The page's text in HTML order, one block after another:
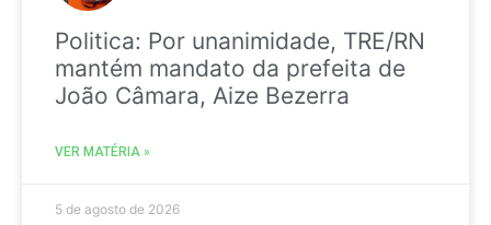
Politica: Por unanimidade, TRE/RN
mantém mandato da prefeita de
João Câmara, Aize Bezerra
VER MATÉRIA »
5 de agosto de 2026